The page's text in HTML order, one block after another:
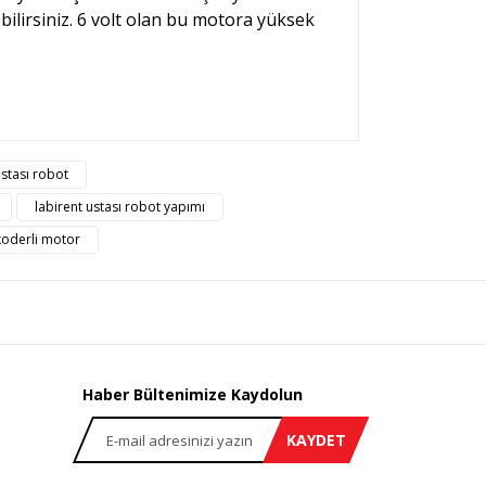
6 volt olan bu motora yüksek
noktaları öneri formunu kullanarak
robot
labirent ustası robot yapımı
motor
Haber Bültenimize Kaydolun
KAYDET